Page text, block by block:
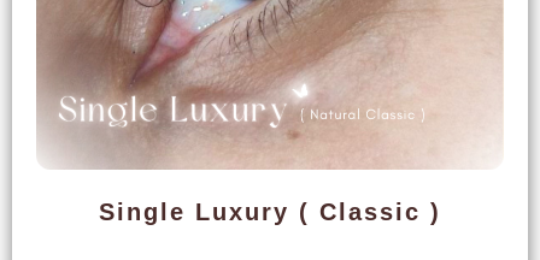
Single Luxury ( Classic )